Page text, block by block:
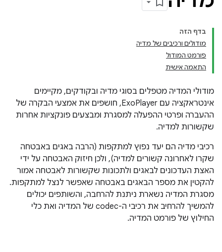
בדף הזה
מודולים ורכיבים של מדיה
פורמט המודול
התאמה אישית
מודולי המדיה מטפלים בסוגי מדיה ובקודקים, מקיימים
אינטראקציה עם ExoPlayer, חושפים את אמצעי הבקרה של
ההעברה ופרטי ההפעלה למסגרת ומבצעים פונקציות אחרות
שקשורות למדיה.
רכיבי מדיה הם יעד נפוץ למתקפות (הרבה באגים באבטחה
שקרו לאחרונה קשורים למדיה), ולכן חיזוק האבטחה על ידי
האצת העדכונים לבאגים ולתכונות שקשורות לאבטחה אמור
להקטין את מספר הבאגים באבטחה שאפשר לנצל למתקפות.
מסגרת המדיה נשארת ניתנת להרחבה, והשותפים יכולים
להמשיך להרחיב את רכיבי ה-codec של המדיה ואת כלי
החילוץ של פורמט המדיה.